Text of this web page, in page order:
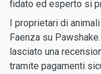
fidato ed esperto si
I proprietari di
Faenza su
lasciato una
tramite pagamenti